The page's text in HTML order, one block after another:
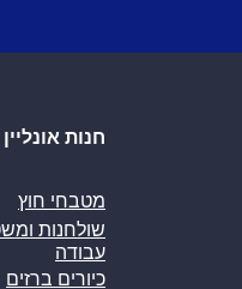
חנות אונליין
מטבחי חוץ
שולחנות
עבודה
כיורים ברזים